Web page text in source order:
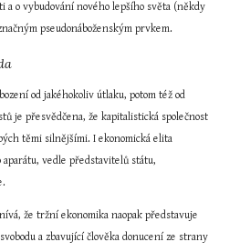
a o vybudování nového lepšího světa (někdy
pseudonáboženským prvkem.
od jakéhokoliv útlaku, potom též od
je přesvědčena, že kapitalistická společnost
těmi silnějšími. I ekonomická elita
aparátu, vedle představitelů státu,
že tržní ekonomika naopak představuje
a zbavující člověka donucení ze strany